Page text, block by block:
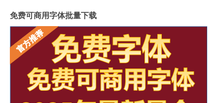
免费可商用字体批量下载